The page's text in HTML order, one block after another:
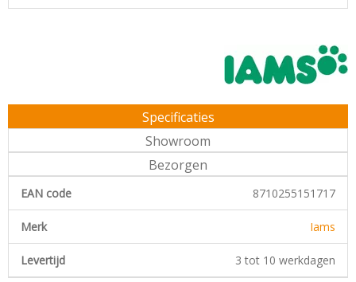
Specificaties
Showroom
Bezorgen
EAN code 8710255151717
Merk Iams
Levertijd 3 tot 10 werkdagen